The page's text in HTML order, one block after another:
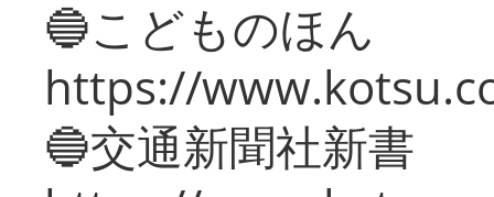
🔵こどものほん
https://
🔵交通新聞社新書